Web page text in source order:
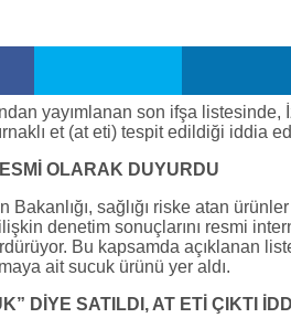
yayımlanan son ifşa
et (at eti) tespit edildiği iddia
OLARAK DUYURDU
Bakanlığı, sağlığı riske atan
denetim sonuçlarını resmi
Bu kapsamda açıklanan
ait sucuk ürünü yer aldı.
DİYE SATILDI, AT ETİ ÇIKTI